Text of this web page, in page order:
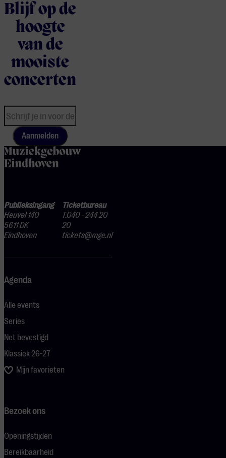
Blijf op de
hoogte
van de
mooiste
concerten
Aanmelden
Publieksingang
Heuvel 140
5611 DK
Eindhoven
Ticketbureau
T.040 - 244 20
20
tickets@mge.nl
Agenda
Alle events
Series
Net bevestigd
Klassiek 26-27
Mijn favorieten
Bezoek ons
Openingstijden
Bereikbaarheid